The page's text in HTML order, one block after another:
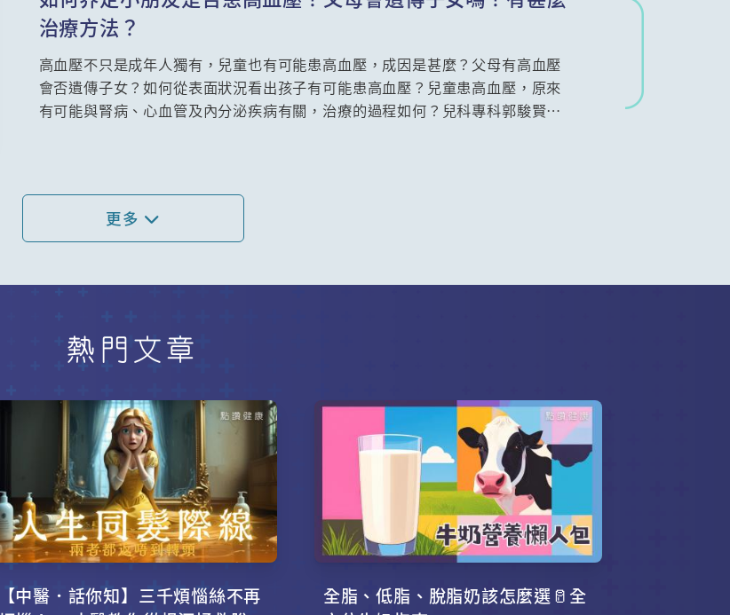
治療方法？
高血壓不只是成年人獨有，兒童也有可能患高血壓，成因是甚麼？父母有高血壓
會否遺傳子女？如何從表面狀況看出孩子有可能患高血壓？兒童患高血壓，原來
有可能與腎病、心血管及內分泌疾病有關，治療的過程如何？兒科專科郭駿賢醫
更多
熱門文章
【中醫．話你知】三千煩惱絲不再
全脂、低脂、脫脂奶該怎麼選🥛全